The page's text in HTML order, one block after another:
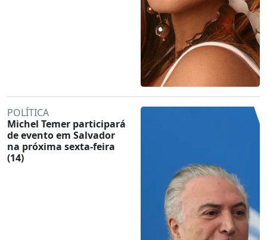
POLÍTICA
Michel Temer participará
de evento em Salvador
na próxima sexta-feira
(14)